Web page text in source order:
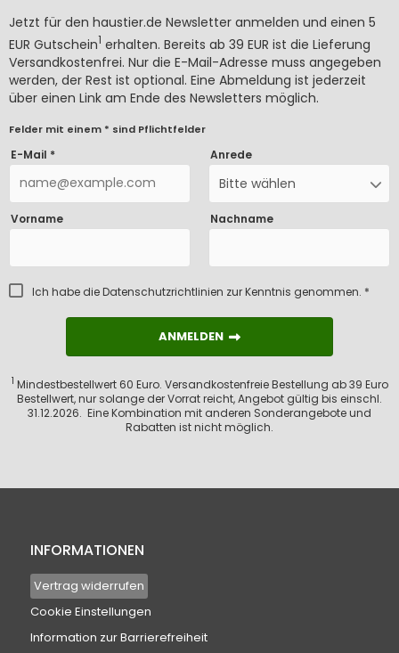
Jetzt für den haustier.de Newsletter anmelden und einen 5
EUR Gutschein1 erhalten. Bereits ab 39 EUR ist die Lieferung
Versandkostenfrei. Nur die E-Mail-Adresse muss angegeben
werden, der Rest ist optional. Eine Abmeldung ist jederzeit
über einen Link am Ende des Newsletters möglich.
Felder mit einem * sind Pflichtfelder
E-Mail * Anrede
Bitte wählen
Vorname Nachname
Ich habe dieDatenschutzrichtlinien zur Kenntnis genommen. *
ANMELDEN
ANMELDEN
1 Mindestbestellwert 60 Euro. Versandkostenfreie Bestellung ab 39 Euro
Bestellwert, nur solange der Vorrat reicht, Angebot gültig bis einschl.
31.12.2026. Eine Kombination mit anderen Sonderangebote und
Rabatten ist nicht möglich.
INFORMATIONEN
Vertrag widerrufen
Cookie Einstellungen
Information zur Barrierefreiheit